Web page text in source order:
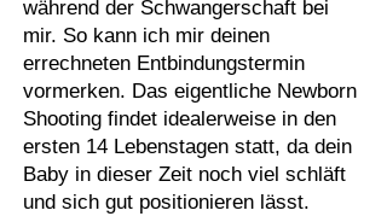
während der Schwangerschaft bei
mir. So kann ich mir deinen
errechneten Entbindungstermin
vormerken. Das eigentliche Newborn
Shooting findet idealerweise in den
ersten 14 Lebenstagen statt, da dein
Baby in dieser Zeit noch viel schläft
und sich gut positionieren lässt.